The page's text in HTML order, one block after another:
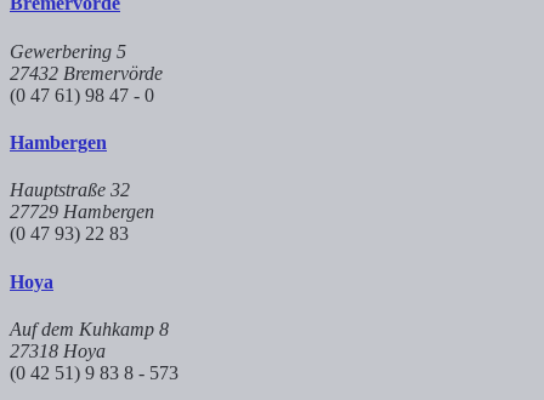
Gewerbering 5
27432 Bremervörde
(0 47 61) 98 47 - 0
Hambergen
Hauptstraße 32
27729 Hambergen
(0 47 93) 22 83
Hoya
Auf dem Kuhkamp 8
27318 Hoya
(0 42 51) 9 83 8 - 573